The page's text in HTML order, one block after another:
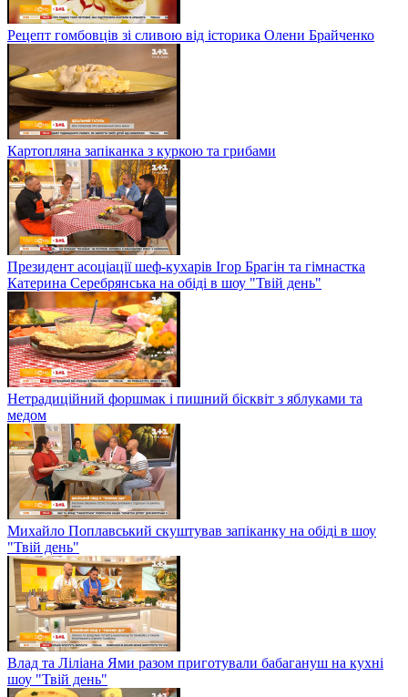
Рецепт гомбовців зі сливою від історика Олени Брайченко
Картопляна запіканка з куркою та грибами
Президент асоціації шеф-кухарів Ігор Брагін та гімнастка
Катерина Серебрянська на обіді в шоу "Твій день"
Нетрадиційний форшмак і пишний бісквіт з яблуками та
медом
Михайло Поплавський скуштував запіканку на обіді в шоу
"Твій день"
Влад та Ліліана Ями разом приготували бабагануш на кухні
шоу "Твій день"